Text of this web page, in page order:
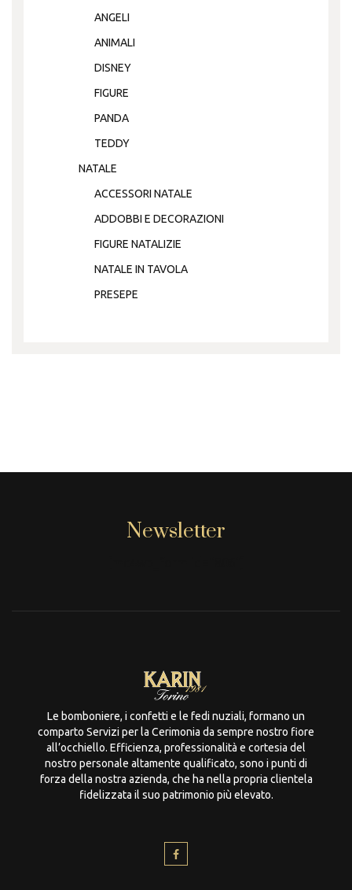
ANGELI
ANIMALI
DISNEY
FIGURE
PANDA
TEDDY
NATALE
ACCESSORI NATALE
ADDOBBI E DECORAZIONI
FIGURE NATALIZIE
NATALE IN TAVOLA
PRESEPE
Newsletter
Le bomboniere, i confetti e le fedi nuziali, formano un
comparto Servizi per la Cerimonia da sempre nostro fiore
all’occhiello. Efficienza, professionalità e cortesia del
nostro personale altamente qualificato, sono i punti di
forza della nostra azienda, che ha nella propria clientela
fidelizzata il suo patrimonio più elevato.